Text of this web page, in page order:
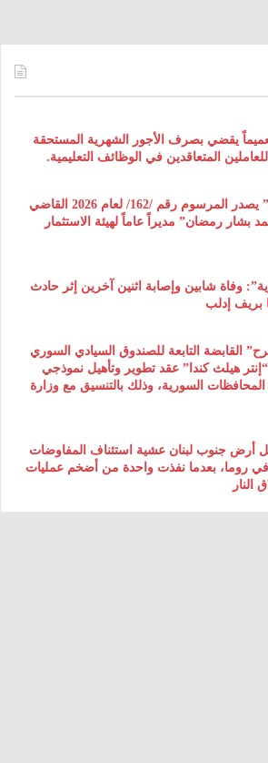
يقضي بصرف الأجور الشهرية المستحقة
المتعاقدين في الوظائف التعليمية.
الرئيس “أحمد الشرع” يصدر المرسوم رقم /162/ لعام 2026 ‌القاضي
بشار رمضان” مديراً عاماً لهيئة ‌الاستثمار
وفاة شابين وإصابة اثنين آخرين إثر حادث
بريف إدلب
القابضة التابعة للصندوق السيادي السوري
هيلث كندا” عقد تطوير وتأهيل نموذجي
السورية، وذلك بالتنسيق مع وزارة
أرض جنوب لبنان عشية استئناف المفاوضات
في روما، بعدما نفذت واحدة من أضخم عمليات
النار